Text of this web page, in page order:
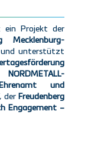
ein Projekt der
unterstützt
NORDMETALL-
und
der Freudenberg
Engagement –